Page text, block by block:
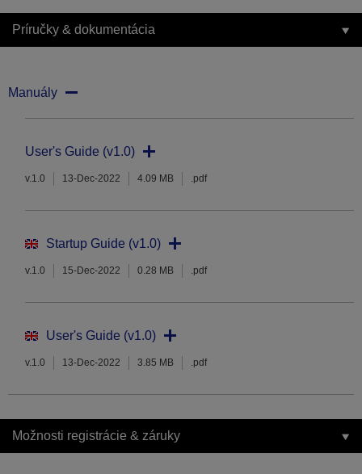
Príručky & dokumentácia
Manuály
User's Guide (v1.0)
v.1.0 13-Dec-2022 4.09 MB .pdf
Startup Guide (v1.0)
v.1.0 15-Dec-2022 0.28 MB .pdf
User's Guide (v1.0)
v.1.0 13-Dec-2022 3.85 MB .pdf
Možnosti registrácie & záruky